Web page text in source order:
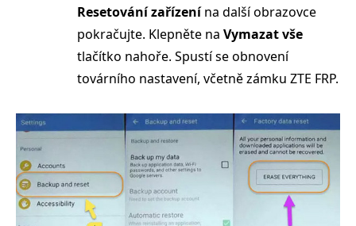
Resetování zařízenína další obrazovce
pokračujte. Klepněte na Vymazat vše
tlačítko nahoře. Spustí se obnovení
továrního nastavení, včetně zámku ZTE FRP.